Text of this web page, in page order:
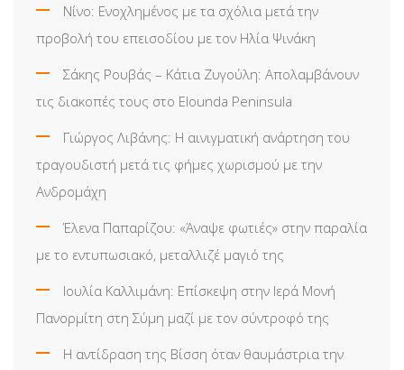
Νίνο: Ενοχλημένος με τα σχόλια μετά την
προβολή του επεισοδίου με τον Ηλία Ψινάκη
Σάκης Ρουβάς – Κάτια Ζυγούλη: Απολαμβάνουν
τις διακοπές τους στο Elounda Peninsula
Γιώργος Λιβάνης: Η αινιγματική ανάρτηση του
τραγουδιστή μετά τις φήμες χωρισμού με την
Ανδρομάχη
Έλενα Παπαρίζου: «Άναψε φωτιές» στην παραλία
με το εντυπωσιακό, μεταλλιζέ μαγιό της
Ιουλία Καλλιμάνη: Επίσκεψη στην Ιερά Μονή
Πανορμίτη στη Σύμη μαζί με τον σύντροφό της
Η αντίδραση της Βίσση όταν θαυμάστρια την